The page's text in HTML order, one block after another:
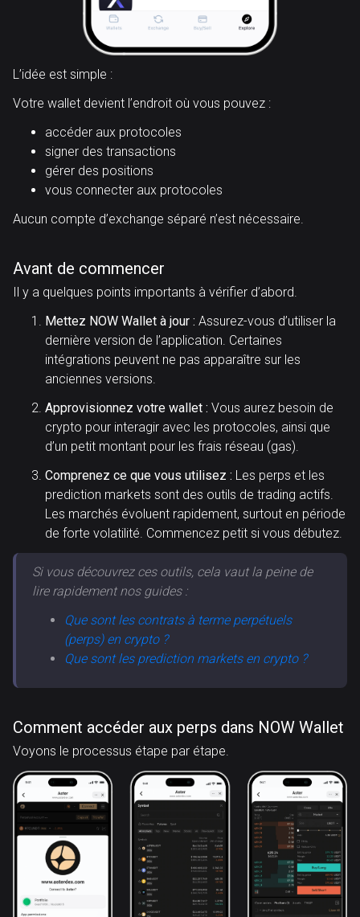
L’idée est simple :
Votre wallet devient l’endroit où vous pouvez :
accéder aux protocoles
signer des transactions
gérer des positions
vous connecter aux protocoles
Aucun compte d’exchange séparé n’est nécessaire.
Avant de commencer
Il y a quelques points importants à vérifier d’abord.
Mettez NOW Wallet à jour : Assurez-vous d’utiliser la
dernière version de l’application. Certaines
intégrations peuvent ne pas apparaître sur les
anciennes versions.
Approvisionnez votre wallet : Vous aurez besoin de
crypto pour interagir avec les protocoles, ainsi que
d’un petit montant pour les frais réseau (gas).
Comprenez ce que vous utilisez : Les perps et les
prediction markets sont des outils de trading actifs.
Les marchés évoluent rapidement, surtout en période
de forte volatilité. Commencez petit si vous débutez.
Si vous découvrez ces outils, cela vaut la peine de
lire rapidement nos guides :
Que sont les contrats à terme perpétuels
(perps) en crypto ?
Que sont les prediction markets en crypto ?
Comment accéder aux perps dans NOW Wallet
Voyons le processus étape par étape.